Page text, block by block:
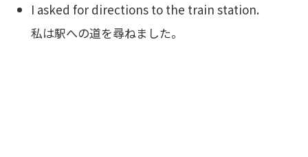
I asked for directions to the train station.
私は駅への道を尋ねました。